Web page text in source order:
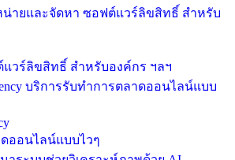
วร์ลิขสิทธิ์ สำหรับองค์กร ฯลฯ
ออนไลน์แบบไวๆ